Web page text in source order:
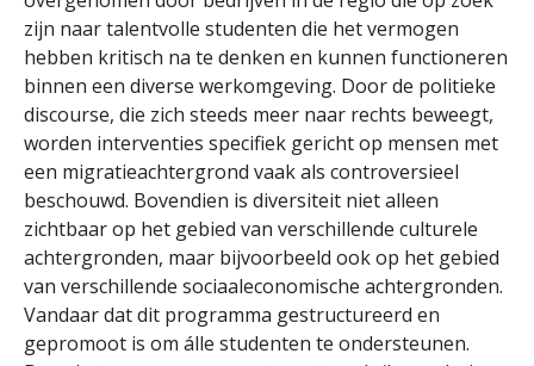
zijn naar talentvolle studenten die het vermogen
hebben kritisch na te denken en kunnen functioneren
binnen een diverse werkomgeving. Door de politieke
discourse, die zich steeds meer naar rechts beweegt,
worden interventies specifiek gericht op mensen met
een migratieachtergrond vaak als controversieel
beschouwd. Bovendien is diversiteit niet alleen
zichtbaar op het gebied van verschillende culturele
achtergronden, maar bijvoorbeeld ook op het gebied
van verschillende sociaaleconomische achtergronden.
Vandaar dat dit programma gestructureerd en
gepromoot is om álle studenten te ondersteunen.